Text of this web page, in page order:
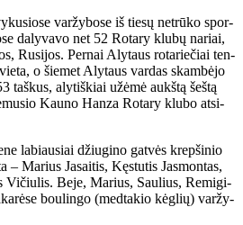
var­žy­bo­se iš tie­sų ne­trū­ko spor­
da­ly­va­vo net 52 Ro­ta­ry klu­bų na­riai,
Ru­si­jos. Per­nai Aly­taus ro­ta­rie­čiai ten­
o šie­met Aly­taus var­das skam­bė­jo
taš­kus, aly­tiš­kiai už­ėmė aukš­tą šeš­tą
Kau­no Han­za Ro­ta­ry klu­bo at­si­
la­biau­siai džiu­gi­no gat­vės krep­ši­nio
– Ma­rius Ja­sai­tis, Kęs­tu­tis Jas­mon­tas,
Vi­čiu­lis. Be­je, Ma­rius, Sau­lius, Re­mi­gi­
bou­lin­go (med­ta­kio kėg­lių) var­žy­